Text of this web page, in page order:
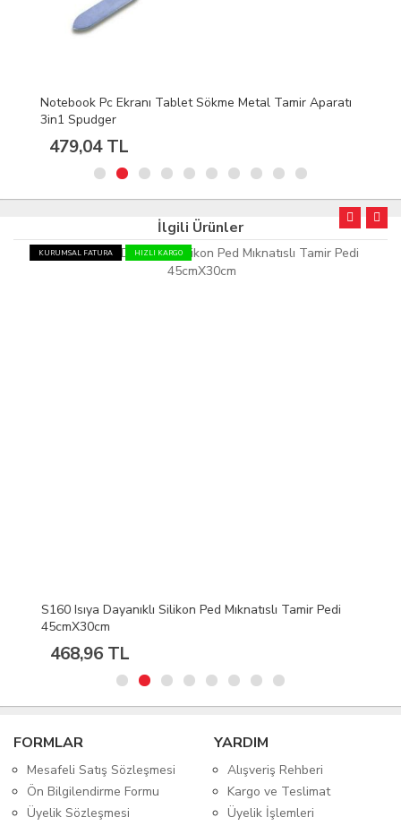
Notebook Pc Ekranı Tablet Sökme Metal Tamir Aparatı
3in1 Spudger
479,04 TL
İlgili Ürünler
KURUMSAL FATURA HIZLI KARGO
S160 Isıya Dayanıklı Silikon Ped Mıknatıslı Tamir Pedi
45cmX30cm
468,96 TL
FORMLAR
Mesafeli Satış Sözleşmesi
Ön Bilgilendirme Formu
Üyelik Sözleşmesi
YARDIM
Alışveriş Rehberi
Kargo ve Teslimat
Üyelik İşlemleri